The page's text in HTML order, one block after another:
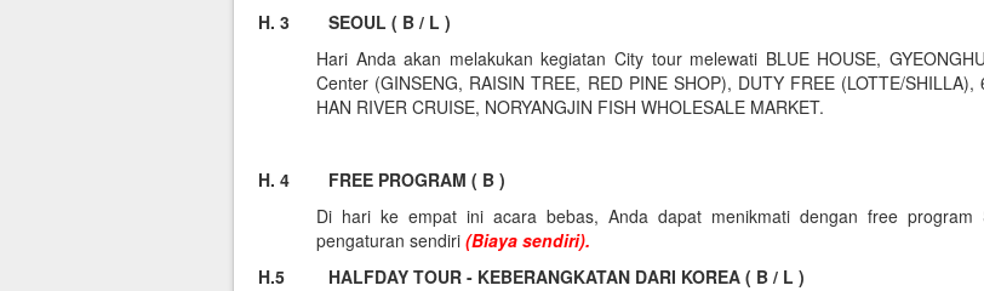
H. 3 SEOUL ( B / L )
Hari Anda akan melakukan kegiatan City tour melewati BLUE HOUSE,
Center (GINSENG, RAISIN TREE, RED PINE SHOP), DUTY FREE (LOTTE/SHILLA),
HAN RIVER CRUISE, NORYANGJIN FISH WHOLESALE MARKET.
H. 4 FREE PROGRAM ( B )
Di hari ke empat ini acara bebas, Anda dapat menikmati dengan free program
pengaturan sendiri (Biaya sendiri).
H.5 HALFDAY TOUR - KEBERANGKATAN DARI KOREA ( B / L )